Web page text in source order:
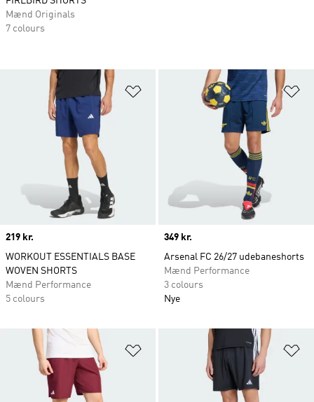
Føj til ønskeliste
Price
219 kr.
WORKOUT ESSENTIALS BASE
WOVEN SHORTS
Mænd Performance
5 colours
Price
349 kr.
Arsenal FC 26/27 udebaneshorts
Mænd Performance
3 colours
Nye
Føj til ønskeliste
Mænd Originals
7 colours